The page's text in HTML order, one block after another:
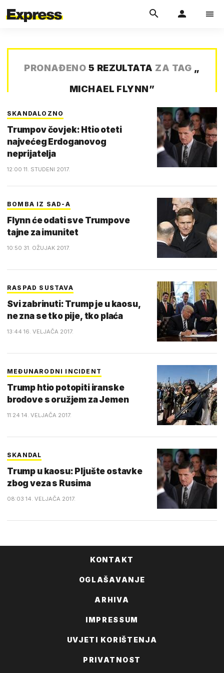
PRONAĐENO 5 REZULTATA ZA TAG „
MICHAEL FLYNN”
SKANDALOZNO
Trumpov čovjek: Htio oteti
najvećeg Erdoganovog
neprijatelja
12:00 11. STUDENI 2017.
BOMBA IZ SAD-A
Flynn će odati sve Trumpove
tajne za imunitet
10:50 31. OŽUJAK 2017.
RASPAD SUSTAVA
Svi zabrinuti: Trump je u kaosu,
ne zna se tko pije, tko plaća
13:44 16. VELJAČA 2017.
MEĐUNARODNI INCIDENT
Trump htio potopiti iranske
brodove s oružjem za Jemen
11:24 14. VELJAČA 2017.
SKANDAL
Trump u kaosu: Pljušte ostavke
zbog veza s Rusima
08:03 14. VELJAČA 2017.
KONTAKT
OGLAŠAVANJE
ARHIVA
IMPRESSUM
UVJETI KORIŠTENJA
PRIVATNOST